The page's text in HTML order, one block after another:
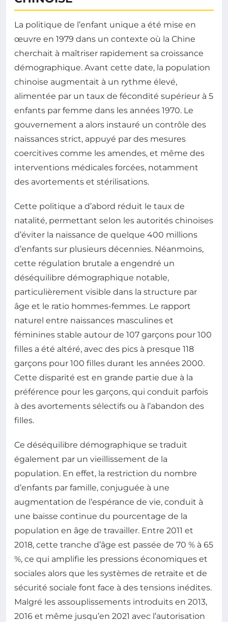
La politique de l’enfant unique a été mise en
œuvre en 1979 dans un contexte où la Chine
cherchait à maîtriser rapidement sa croissance
démographique. Avant cette date, la population
chinoise augmentait à un rythme élevé,
alimentée par un taux de fécondité supérieur à 5
enfants par femme dans les années 1970. Le
gouvernement a alors instauré un contrôle des
naissances strict, appuyé par des mesures
coercitives comme les amendes, et même des
interventions médicales forcées, notamment
des avortements et stérilisations.
Cette politique a d’abord réduit le taux de
natalité, permettant selon les autorités chinoises
d’éviter la naissance de quelque 400 millions
d’enfants sur plusieurs décennies. Néanmoins,
cette régulation brutale a engendré un
déséquilibre démographique notable,
particulièrement visible dans la structure par
âge et le ratio hommes-femmes. Le rapport
naturel entre naissances masculines et
féminines stable autour de 107 garçons pour 100
filles a été altéré, avec des pics à presque 118
garçons pour 100 filles durant les années 2000.
Cette disparité est en grande partie due à la
préférence pour les garçons, qui conduit parfois
à des avortements sélectifs ou à l’abandon des
filles.
Ce déséquilibre démographique se traduit
également par un vieillissement de la
population. En effet, la restriction du nombre
d’enfants par famille, conjuguée à une
augmentation de l’espérance de vie, conduit à
une baisse continue du pourcentage de la
population en âge de travailler. Entre 2011 et
2018, cette tranche d’âge est passée de 70 % à 65
%, ce qui amplifie les pressions économiques et
sociales alors que les systèmes de retraite et de
sécurité sociale font face à des tensions inédites.
Malgré les assouplissements introduits en 2013,
2016 et même jusqu’en 2021 avec l’autorisation